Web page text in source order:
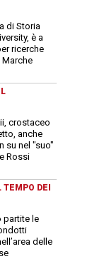
di Storia
è a
ricerche
Marche
crostaceo
anche
su nel "suo"
Rossi
TEMPO DEI
partite le
delle